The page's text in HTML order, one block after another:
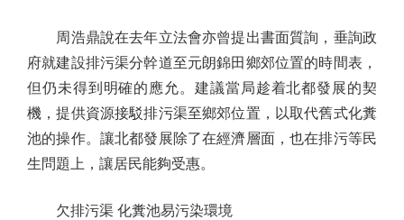
周浩鼎說在去年立法會亦曾提出書面質詢，垂詢政
府就建設排污渠分幹道至元朗錦田鄉郊位置的時間表，
但仍未得到明確的應允。建議當局趁着北都發展的契
機，提供資源接駁排污渠至鄉郊位置，以取代舊式化糞
池的操作。讓北都發展除了在經濟層面，也在排污等民
生問題上，讓居民能夠受惠。
欠排污渠 化糞池易污染環境